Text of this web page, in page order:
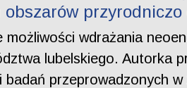
możliwości wdrażania
lubelskiego. Autorka
przeprowadzonych